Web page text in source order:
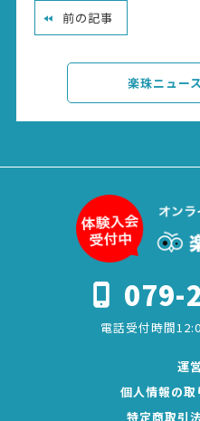
前の記事
楽珠ニュー
079-
電話受付時間
運
個人情報の取
特定商取引